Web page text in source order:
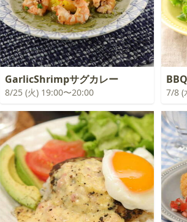
GarlicShrimpサグカレー
8/25 (火) 19:00〜20:00 7/8 (